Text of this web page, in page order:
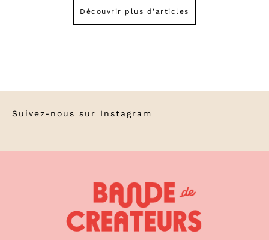
Découvrir plus d'articles
Suivez-nous sur Instagram